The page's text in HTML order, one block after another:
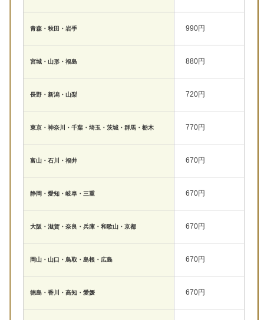
青森・秋田・岩手 990円
宮城・山形・福島 880円
長野・新潟・山梨 720円
東京・神奈川・千葉・埼玉・茨城・群馬・栃木 770円
富山・石川・福井 670円
静岡・愛知・岐阜・三重 670円
大阪・滋賀・奈良・兵庫・和歌山・京都 670円
岡山・山口・鳥取・島根・広島 670円
徳島・香川・高知・愛媛 670円